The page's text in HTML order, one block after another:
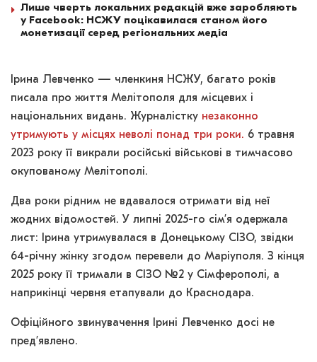
Лише чверть локальних редакцій вже заробляють
у Facebook: НСЖУ поцікавилася станом його
монетизації серед регіональних медіа
Ірина Левченко — членкиня НСЖУ, багато років
писала про життя Мелітополя для місцевих і
національних видань. Журналістку незаконно
утримують у місцях неволі понад три роки. 6 травня
2023 року її викрали російські військові в тимчасово
окупованому Мелітополі.
Два роки рідним не вдавалося отримати від неї
жодних відомостей. У липні 2025-го сім’я одержала
лист: Ірина утримувалася в Донецькому СІЗО, звідки
64-річну жінку згодом перевели до Маріуполя. З кінця
2025 року її тримали в СІЗО №2 у Сімферополі, а
наприкінці червня етапували до Краснодара.
Офіційного звинувачення Ірині Левченко досі не
пред’явлено.